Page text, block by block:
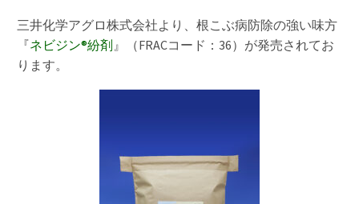
三井化学アグロ株式会社より、根こぶ病防除の強い味方
『ネビジン®紛剤』（FRACコード：36）が発売されてお
ります。